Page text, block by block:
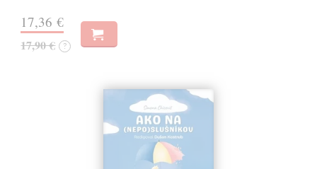
17,36 €
17,90 € ?